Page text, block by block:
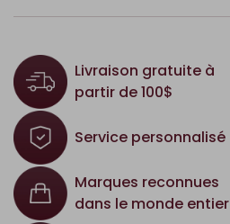
Livraison gratuite à
partir de 100$
Service personnalisé
Marques reconnues
dans le monde entier